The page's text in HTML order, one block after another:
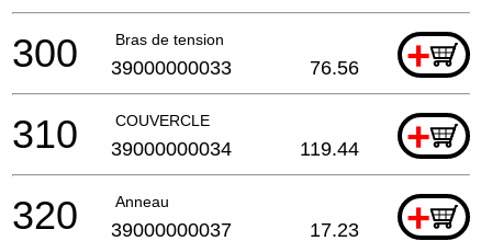
Bras de tension +
300 39000000033 76.56
COUVERCLE +
310 39000000034 119.44
Anneau +
320 39000000037 17.23